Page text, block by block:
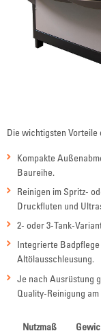
Die wichtigsten Vorteile
Kompakte
Baureihe.
Reinigen im Spritz-
Druckfluten und
2- oder 3-Tank-
Integrierte
Altölausschleusung.
Je nach Ausrüstung
Quality-Reinigung
Nutzmaß